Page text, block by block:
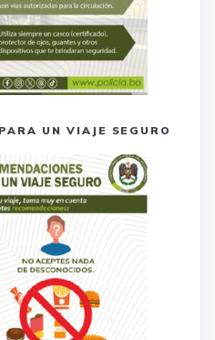
UN VIAJE SEGURO